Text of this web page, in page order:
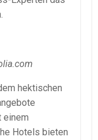
hektischen
einem
Hotels bieten